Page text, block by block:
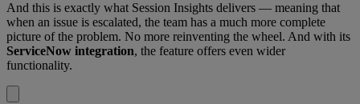
And this is exactly what Session Insights delivers — meaning that
when an issue is escalated, the team has a much more complete
picture of the problem. No more reinventing the wheel. And with its
ServiceNow integration, the feature offers even wider
functionality.